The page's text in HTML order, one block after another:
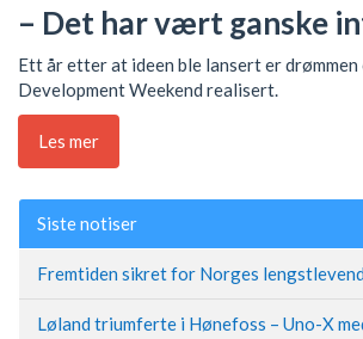
– Det har vært ganske
Ett år etter at ideen ble lansert er drømmen
Development Weekend realisert.
Les mer
Siste notiser